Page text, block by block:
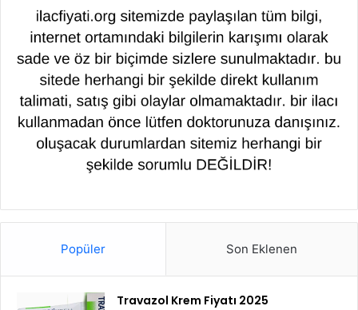
Popüler Son Eklenen
Travazol Krem Fiyatı 2025